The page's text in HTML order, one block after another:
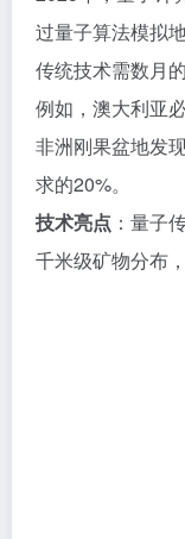
过量子算法模拟
传统技术需数月
例如，澳大利亚
非洲刚果盆地发
求的20%。
技术亮点 ：量子
千米级矿物分布